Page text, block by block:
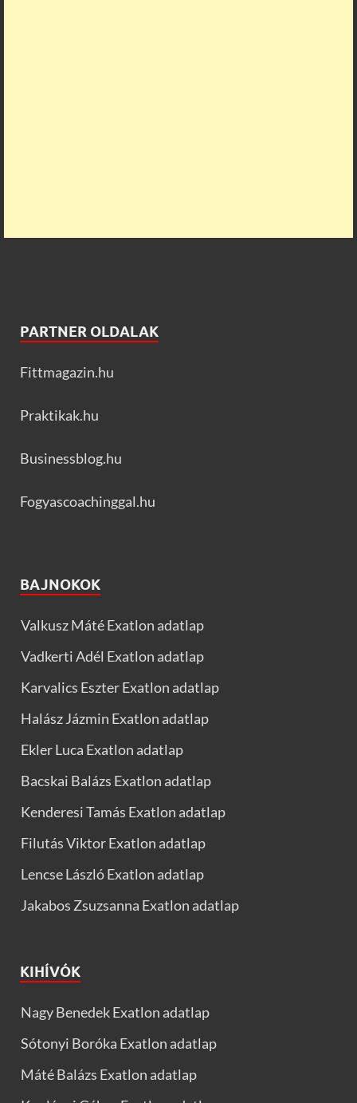
PARTNER OLDALAK
Fittmagazin.hu
Praktikak.hu
Businessblog.hu
Fogyascoachinggal.hu
BAJNOKOK
Valkusz Máté Exatlon adatlap
Vadkerti Adél Exatlon adatlap
Karvalics Eszter Exatlon adatlap
Halász Jázmin Exatlon adatlap
Ekler Luca Exatlon adatlap
Bacskai Balázs Exatlon adatlap
Kenderesi Tamás Exatlon adatlap
Filutás Viktor Exatlon adatlap
Lencse László Exatlon adatlap
Jakabos Zsuzsanna Exatlon adatlap
KIHÍVÓK
Nagy Benedek Exatlon adatlap
Sótonyi Boróka Exatlon adatlap
Máté Balázs Exatlon adatlap